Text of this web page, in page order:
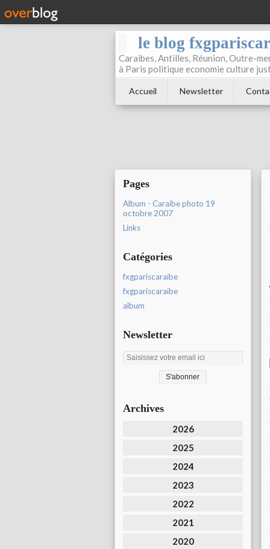
le blog
Caraibes, Antilles, Réunion, Outre-
à Paris politique economie culture
Accueil Newsletter
Pages
Album - Caraibe photo 19
octobre 2007
Links
Catégories
fxgpariscaraibe
fxgpariscaraïbe
album
Newsletter
Archives
2026
2025
2024
2023
2022
2021
2020